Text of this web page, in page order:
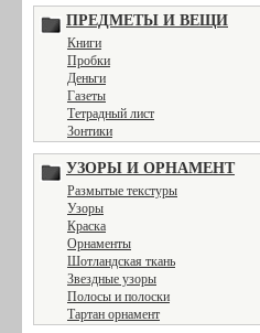
ПРЕДМЕТЫ И ВЕЩИ
Книги
Пробки
Деньги
Газеты
Тетрадный лист
Зонтики
УЗОРЫ И ОРНАМЕНТ
Размытые текстуры
Узоры
Краска
Орнаменты
Шотландская ткань
Звездные узоры
Полосы и полоски
Тартан орнамент